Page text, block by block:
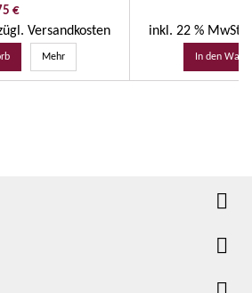
€
Versandkosten
Mehr
inkl. 22 % MwSt.
In den

